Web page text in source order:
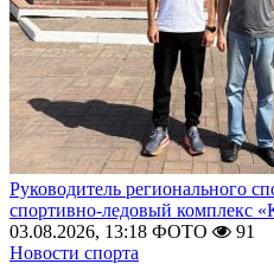
Руководитель регионального
спортивно-ледовый комплекс
03.08.2026, 13:18 ФОТО
91
Новости спорта